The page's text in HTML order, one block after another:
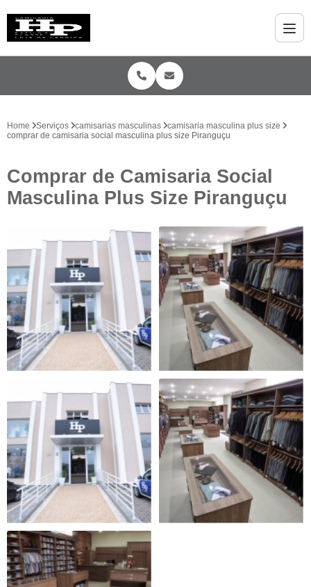
Home Serviços camisarias masculinas
camisaria masculina plus size
comprar de camisaria social masculina plus size Piranguçu
Comprar de Camisaria Social
Masculina Plus Size Piranguçu